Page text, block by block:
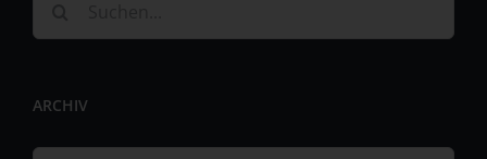
nach:
ARCHIVVerfahren ausgeführte Vorgang oder jede solche